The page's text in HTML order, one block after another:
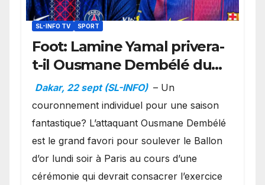
SL-INFO TV SPORT
Foot: Lamine Yamal privera-
t-il Ousmane Dembélé du
Ballon d’or ?
Dakar, 22 sept (SL-INFO) – Un
couronnement individuel pour une saison
fantastique? L’attaquant Ousmane Dembélé
est le grand favori pour soulever le Ballon
d’or lundi soir à Paris au cours d’une
cérémonie qui devrait consacrer l’exercice